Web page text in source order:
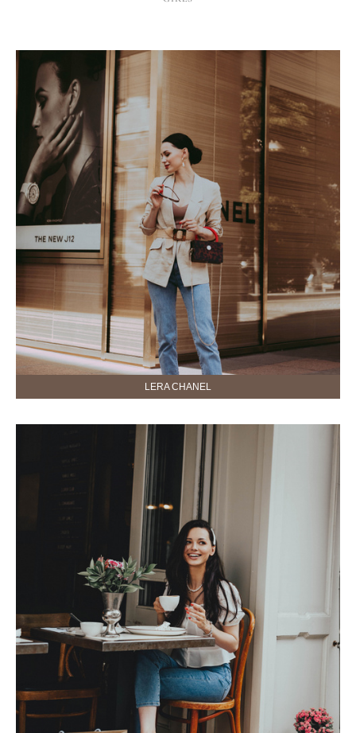
LERA CHANEL